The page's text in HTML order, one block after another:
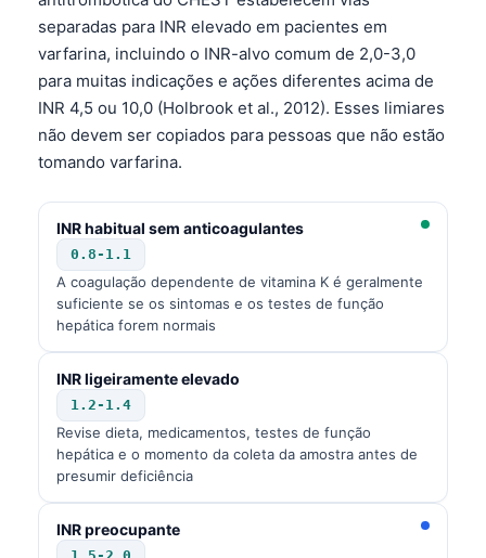
varfarina, incluindo o INR-alvo comum de 2,0-3,0
para muitas indicações e ações diferentes acima de
INR 4,5 ou 10,0 (Holbrook et al., 2012). Esses limiares
não devem ser copiados para pessoas que não estão
tomando varfarina.
INR habitual sem anticoagulantes
0.8-1.1
A coagulação dependente de vitamina K é geralmente
suficiente se os sintomas e os testes de função
hepática forem normais
INR ligeiramente elevado
1.2-1.4
Revise dieta, medicamentos, testes de função
hepática e o momento da coleta da amostra antes de
presumir deficiência
INR preocupante
1.5-2.0
Deficiência de vitamina K, doença hepática,